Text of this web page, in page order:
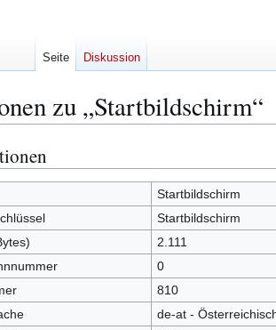
zu „Startbildschirm“
Startbildschirm
Startbildschirm
2.111
0
810
de-at -
Seite Diskussion